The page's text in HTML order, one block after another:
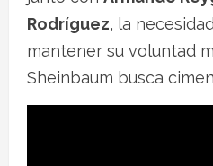
Rodríguez, la
mantener su voluntad
Sheinbaum busca